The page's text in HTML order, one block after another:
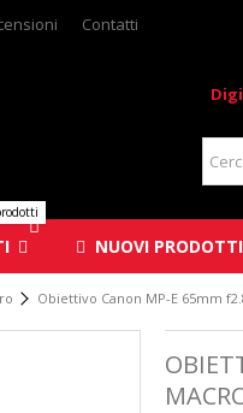
Contatti
NUOVI PRODOTTI
Obiettivo Canon MP-E 65mm